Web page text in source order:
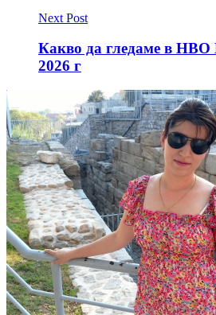
Next Post
Какво да гледаме в
2026 г